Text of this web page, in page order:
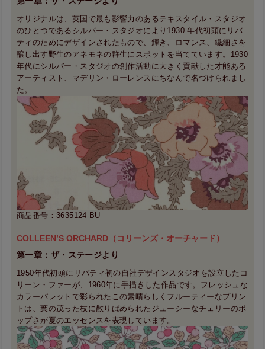
オリジナルは、英国で最も影響力のあるテキスタイル・スタジオ
のひとつであるシルバー・スタジオにより1930 年代初頭にリバ
ティのためにデザインされたもので、輝き、ロマンス、繊細さを
醸し出す野生のアネモネの群生にスポットを当てています。1930
年代にシルバー・スタジオの創作活動に大きく貢献した才能ある
アーティスト、マデリン・ローレンスにちなんで名づけられまし
た。
商品番号：3635124-BU
COLLEEN’S ORCHARD（コリーンズ・オーチャード）
第一章：ザ・ステージより
1950年代初頭にリバティ初の自社デザインスタジオを設立したコ
リーン・ファーが、1960年に手描きした作品です。フレッシュな
カラーパレットで彩られたこの素晴らしくフルーティーなプリン
トは、葉の茂った枝に散りばめられたジューシーなチェリーのポ
ップさが夏のエッセンスを表現しています。